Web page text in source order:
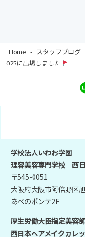
Home - スタッフブログ
025に出場しました
学校法人いわお学園
理容美容専門学校 西
〒545-0051
大阪府大阪市阿倍野区
あべのポンテ2F
厚生労働大臣指定美容
西日本ヘアメイクカレ